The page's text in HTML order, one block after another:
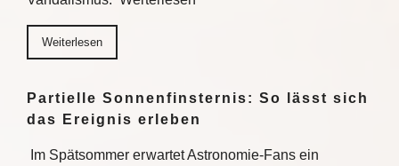
Weiterlesen
Partielle Sonnenfinsternis: So lässt sich
das Ereignis erleben
Im Spätsommer erwartet Astronomie-Fans ein